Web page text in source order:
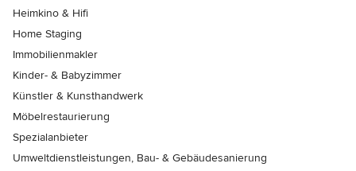
Heimkino & Hifi
Home Staging
Immobilienmakler
Kinder- & Babyzimmer
Künstler & Kunsthandwerk
Möbelrestaurierung
Spezialanbieter
Umweltdienstleistungen, Bau- & Gebäudesanierung